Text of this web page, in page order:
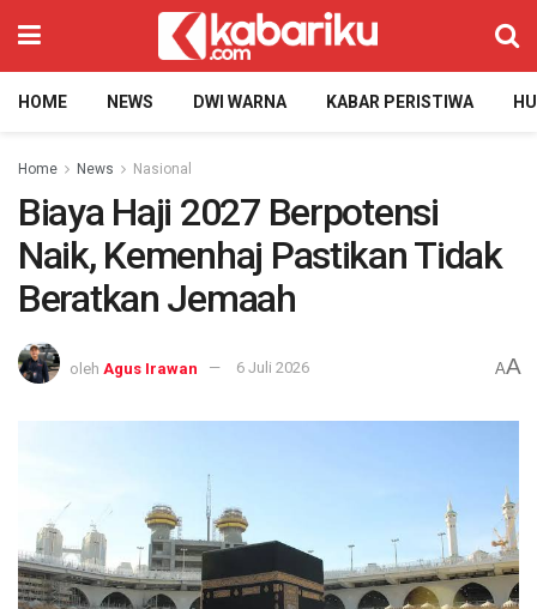
HOME NEWS DWI WARNA KABAR PERISTIWA
Home News Nasional
Biaya Haji 2027 Berpotensi
Naik, Kemenhaj Pastikan Tidak
Beratkan Jemaah
oleh Agus Irawan 6 Juli 2026 AA